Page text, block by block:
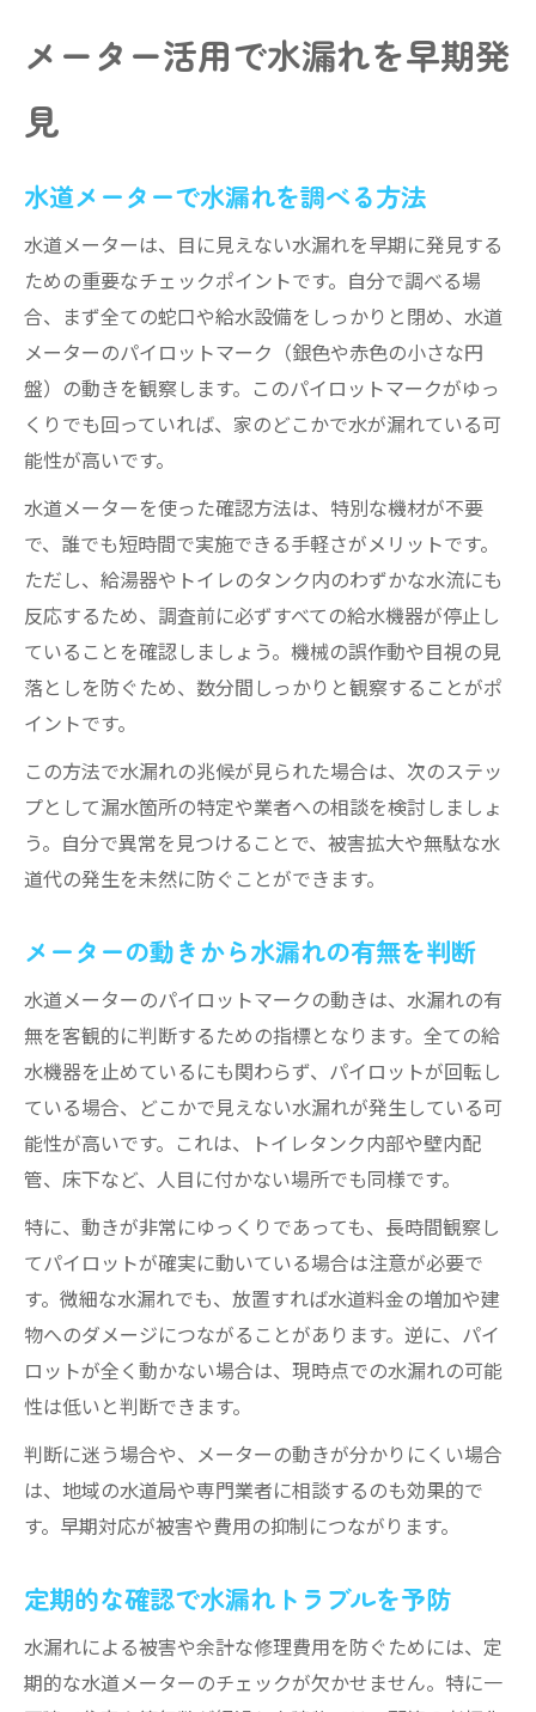
メーター活用で水漏れを早期発
見
水道メーターで水漏れを調べる方法
水道メーターは、目に見えない水漏れを早期に発見する
ための重要なチェックポイントです。自分で調べる場
合、まず全ての蛇口や給水設備をしっかりと閉め、水道
メーターのパイロットマーク（銀色や赤色の小さな円
盤）の動きを観察します。このパイロットマークがゆっ
くりでも回っていれば、家のどこかで水が漏れている可
能性が高いです。
水道メーターを使った確認方法は、特別な機材が不要
で、誰でも短時間で実施できる手軽さがメリットです。
ただし、給湯器やトイレのタンク内のわずかな水流にも
反応するため、調査前に必ずすべての給水機器が停止し
ていることを確認しましょう。機械の誤作動や目視の見
落としを防ぐため、数分間しっかりと観察することがポ
イントです。
この方法で水漏れの兆候が見られた場合は、次のステッ
プとして漏水箇所の特定や業者への相談を検討しましょ
う。自分で異常を見つけることで、被害拡大や無駄な水
道代の発生を未然に防ぐことができます。
メーターの動きから水漏れの有無を判断
水道メーターのパイロットマークの動きは、水漏れの有
無を客観的に判断するための指標となります。全ての給
水機器を止めているにも関わらず、パイロットが回転し
ている場合、どこかで見えない水漏れが発生している可
能性が高いです。これは、トイレタンク内部や壁内配
管、床下など、人目に付かない場所でも同様です。
特に、動きが非常にゆっくりであっても、長時間観察し
てパイロットが確実に動いている場合は注意が必要で
す。微細な水漏れでも、放置すれば水道料金の増加や建
物へのダメージにつながることがあります。逆に、パイ
ロットが全く動かない場合は、現時点での水漏れの可能
性は低いと判断できます。
判断に迷う場合や、メーターの動きが分かりにくい場合
は、地域の水道局や専門業者に相談するのも効果的で
す。早期対応が被害や費用の抑制につながります。
定期的な確認で水漏れトラブルを予防
水漏れによる被害や余計な修理費用を防ぐためには、定
期的な水道メーターのチェックが欠かせません。特に一